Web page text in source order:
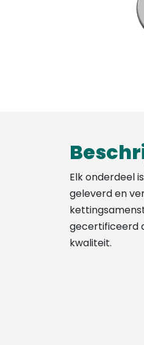
Elk onderdeel
geleverd en
gecertificeerd
kwaliteit.